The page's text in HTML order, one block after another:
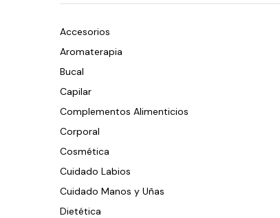
Accesorios
Aromaterapia
Bucal
Capilar
Complementos Alimenticios
Corporal
Cosmética
Cuidado Labios
Cuidado Manos y Uñas
Dietética